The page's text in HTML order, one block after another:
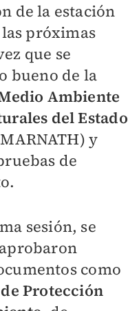
de la estación
próximas
que se
bueno de la
Ambiente
del Estado
y
de
sesión, se
como
Protección